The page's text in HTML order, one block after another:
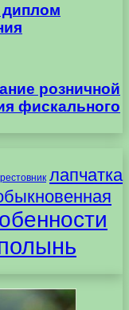
диплом
розничной
фискального
лапчатка